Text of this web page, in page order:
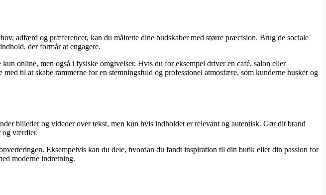
adfærd og præferencer, kan du målrette dine budskaber med større præcision. Brug de sociale
der formår at engagere.
online, men også i fysiske omgivelser. Hvis du for eksempel driver en café, salon eller
med til at skabe rammerne for en stemningsfuld og professionel atmosfære, som kunderne husker og
billeder og videoer over tekst, men kun hvis indholdet er relevant og autentisk. Gør dit brand
og værdier.
Eksempelvis kan du dele, hvordan du fandt inspiration til din butik eller din passion for
moderne indretning.